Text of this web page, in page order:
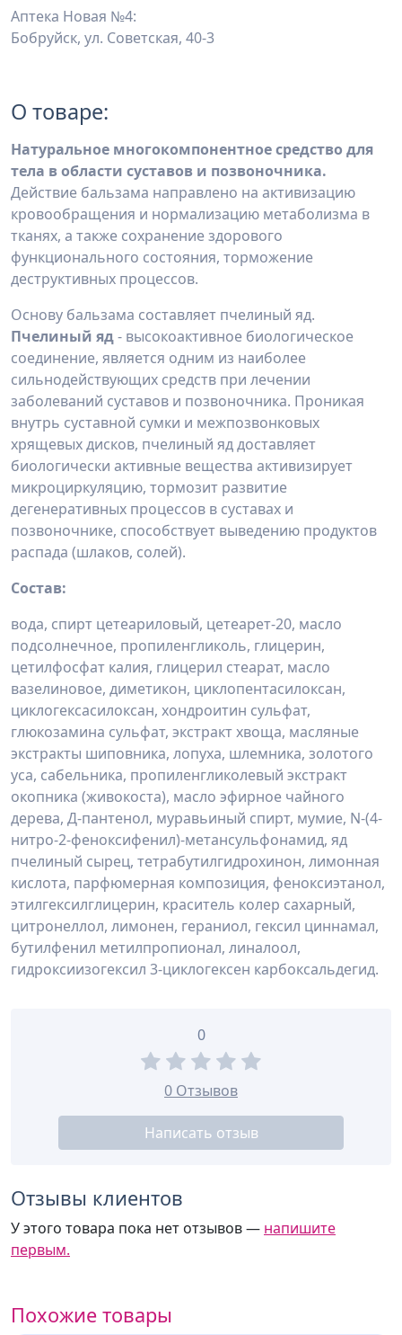
Аптека Новая №4:
Бобруйск, ул. Советская, 40-3
О товаре:
Натуральное многокомпонентное средство для
тела в области суставов и позвоночника.
Действие бальзама направлено на активизацию
кровообращения и нормализацию метаболизма в
тканях, а также сохранение здорового
функционального состояния, торможение
деструктивных процессов.
Основу бальзама составляет пчелиный яд.
Пчелиный яд- высокоактивное биологическое
соединение, является одним из наиболее
сильнодействующих средств при лечении
заболеваний суставов и позвоночника. Проникая
внутрь суставной сумки и межпозвонковых
хрящевых дисков, пчелиный яд доставляет
биологически активные вещества активизирует
микроциркуляцию, тормозит развитие
дегенеративных процессов в суставах и
позвоночнике, способствует выведению продуктов
распада (шлаков, солей).
Состав:
вода, спирт цетеариловый, цетеарет-20, масло
подсолнечное, пропиленгликоль, глицерин,
цетилфосфат калия, глицерил стеарат, масло
вазелиновое, диметикон, циклопентасилоксан,
циклогексасилоксан, хондроитин сульфат,
глюкозамина сульфат, экстракт хвоща, масляные
экстракты шиповника, лопуха, шлемника, золотого
уса, сабельника, пропиленгликолевый экстракт
окопника (живокоста), масло эфирное чайного
дерева, Д-пантенол, муравьиный спирт, мумие, N-(4-
нитро-2-феноксифенил)-метансульфонамид, яд
пчелиный сырец, тетрабутилгидрохинон, лимонная
кислота, парфюмерная композиция, феноксиэтанол,
этилгексилглицерин, краситель колер сахарный,
цитронеллол, лимонен, гераниол, гексил циннамал,
бутилфенил метилпропионал, линалоол,
гидроксиизогексил 3-циклогексен карбоксальдегид.
0
0 Отзывов
Написать отзыв
Отзывы клиентов
У этого товара пока нет отзывов — напишите
первым.
Похожие товары